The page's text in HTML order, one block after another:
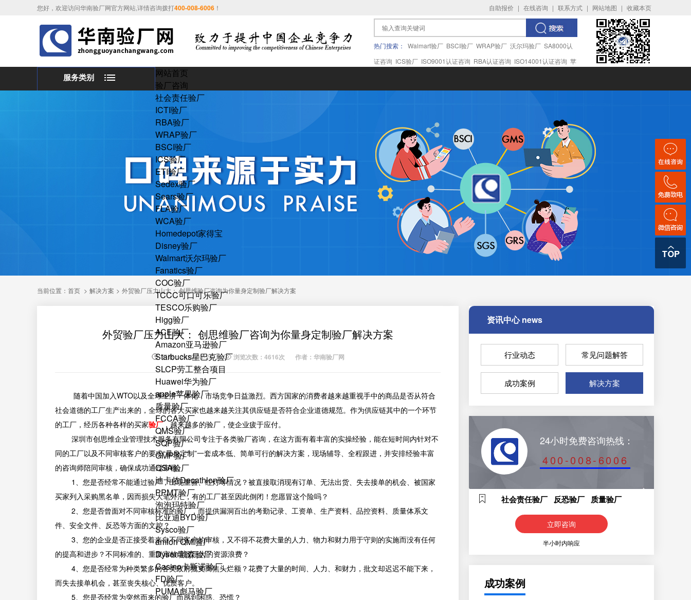
自助报价 | 在线咨询 | 联系方式 | 网站地图 | 收藏本页
您好，欢迎访问华南验厂网官方网站,详情咨询拨打400-008-6006 ！
热门搜索： Walmart验厂 BSCI验厂 WRAP验厂 沃尔玛验厂 SA8000认
证咨询 ICS验厂 ISO9001认证咨询 RBA认证咨询 ISO14001认证咨询 苹
服务类别
网站首页
验厂咨询
社会责任验厂
ICTI验厂
RBA验厂
WRAP验厂
BSCI验厂
ICS验厂
ETI验厂
Sedex验厂
Sears验厂
FLA验厂
WCA验厂
Homedepot家得宝
Disney验厂
Walmart沃尔玛验厂
Fanatics验厂
COC验厂
TCCC可口可乐验厂
TESCO乐购验厂
Higg验厂
ACE验厂
Amazon亚马逊验厂
Starbucks星巴克验厂
SLCP劳工整合项目
Huawei华为验厂
apple苹果验厂
质量验厂
FCCA验厂
QMS验厂
SQP验厂
GMP验厂
QSA验厂
迪卡侬Decathlon验厂
PPMT验厂
泡泡玛特验厂
比亚迪BYD验厂
Sysco验厂
amfori QMI验厂
Dyson戴森验厂
Casino卡斯诺验厂
FD验厂
PUMA彪马验厂
当前位置： 首页 > 解决方案 > 外贸验厂压力山大： 创思维验厂咨询为你量身定制验厂解决方案
外贸验厂压力山大： 创思维验厂咨询为你量身定制验厂解决方案
日期：2019-03-26 浏览次数：4616次 作者：华南验厂网
随着中国加入WTO以及全球经济一体化，市场竞争日益激烈。西方国家的消费者越来越重视手中的商品是否从符合
社会道德的工厂生产出来的，全球的各大买家也越来越关注其供应链是否符合企业道德规范。作为供应链其中的一个环节
的工厂，经历各种各样的买家验厂，越来越多的验厂，使企业疲于应付。
深圳市创思维企业管理技术服务有限公司专注于各类验厂咨询，在这方面有着丰富的实操经验，能在短时间内针对不
同的工厂以及不同审核客户的要求“量身定制”一套成本低、简单可行的解决方案，现场辅导、全程跟进，并安排经验丰富
的咨询师陪同审核，确保成功通过审核。
1、您是否经常不能通过验厂，出现重验、红灯等情况？被直接取消现有订单、无法出货、失去接单的机会、被国家
买家列入采购黑名单，因而损失大笔外汇，有的工厂甚至因此倒闭！您愿冒这个险吗？
2、您是否曾面对不同审核标准的验厂，而提供漏洞百出的考勤记录、工资单、生产资料、品控资料、质量体系文
件、安全文件、反恐等方面的文控？
3、您的企业是否正接受着来自不同客户的审核，又不得不花费大量的人力、物力和财力用于守则的实施而没有任何
的提高和进步？不同标准的、重复审核导致巨大的资源浪费？
4、您是否经常为种类繁多的各类政府批文而焦头烂额？花费了大量的时间、人力、和财力，批文却迟迟不能下来，
而失去接单机会，甚至丧失核心、优质客户。
5、您是否经常为突然而来的验厂而感到困惑、恐慌？
资讯中心news
行业动态 常见问题解答
成功案例 解决方案
24小时免费咨询热线：
400-008-6006
社会责任验厂 反恐验厂 质量验厂
立即咨询
半小时内响应
成功案例